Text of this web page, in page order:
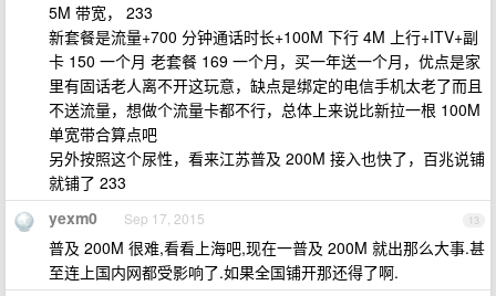
5M 带宽， 233
新套餐是流量+700 分钟通话时长+100M 下行 4M 上行+ITV+副
卡 150 一个月 老套餐 169 一个月，买一年送一个月，优点是家
里有固话老人离不开这玩意，缺点是绑定的电信手机太老了而且
不送流量，想做个流量卡都不行，总体上来说比新拉一根 100M
单宽带合算点吧
另外按照这个尿性，看来江苏普及 200M 接入也快了，百兆说铺
就铺了 233
13
yexm0 Sep 17, 2015
普及 200M 很难,看看上海吧,现在一普及 200M 就出那么大事.甚
至连上国内网都受影响了.如果全国铺开那还得了啊.